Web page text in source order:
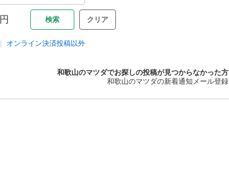
円 クリア
オンライン決済投稿以外
和歌山のマツダでお探しの投稿が見つからなかった方
和歌山のマツダの新着通知メール登録